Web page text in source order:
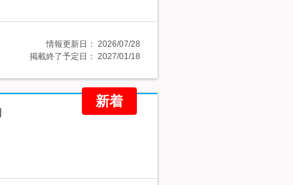
情報更新日： 2026/07/28
掲載終了予定日： 2027/01/18
新着